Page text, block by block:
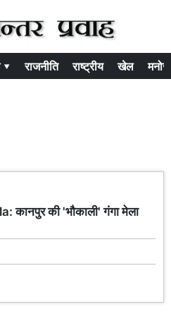
▾ राजनीति राष्ट्रीय खेल
की 'भौकाली' गंगा मेला